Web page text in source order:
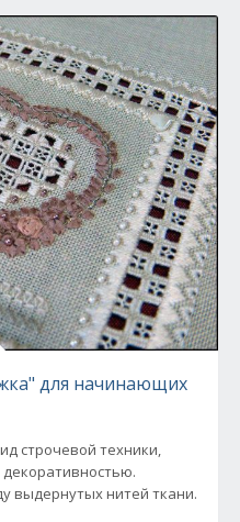
для начинающих
строчевой техники,
выдернутых нитей ткани.